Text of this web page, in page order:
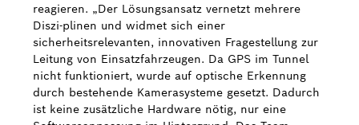
reagieren. „Der Lösungsansatz vernetzt mehrere
Diszi-plinen und widmet sich einer
sicherheitsrelevanten, innovativen Fragestellung zur
Leitung von Einsatzfahrzeugen. Da GPS im Tunnel
nicht funktioniert, wurde auf optische Erkennung
durch bestehende Kamerasysteme gesetzt. Dadurch
ist keine zusätzliche Hardware nötig, nur eine